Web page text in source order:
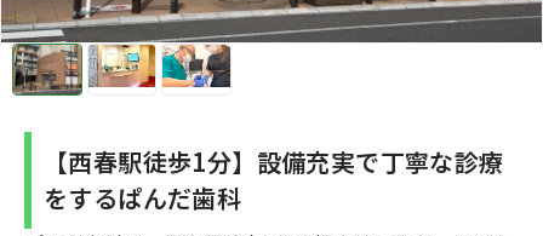
【西春駅徒歩1分】設備充実で丁寧な診療
をするぱんだ歯科